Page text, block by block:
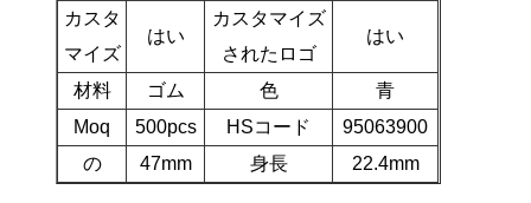
カスタ
マイズ
はい
カスタマイズ
されたロゴ
はい
材料 ゴム 色
青
Moq
500pcs HSコード
95063900
の
47mm 身長 22.4mm